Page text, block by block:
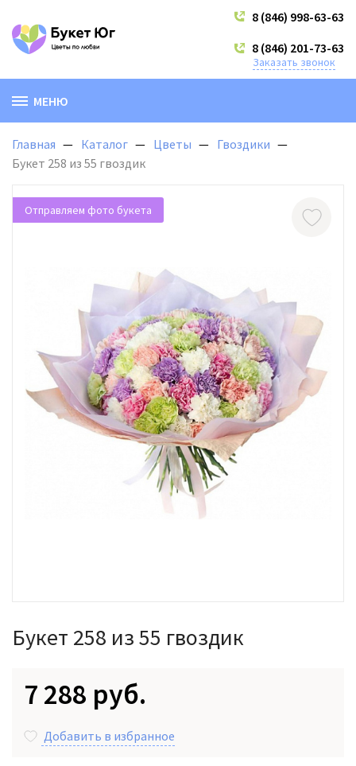
8 (846) 998-63-63
8 (846) 201-73-63
Заказать звонок
МЕНЮ
Главная Каталог Цветы
Гвоздики
Букет 258 из 55 гвоздик
Отправляем фото букета
Букет 258 из 55 гвоздик
7 288 руб.
Добавить в избранное